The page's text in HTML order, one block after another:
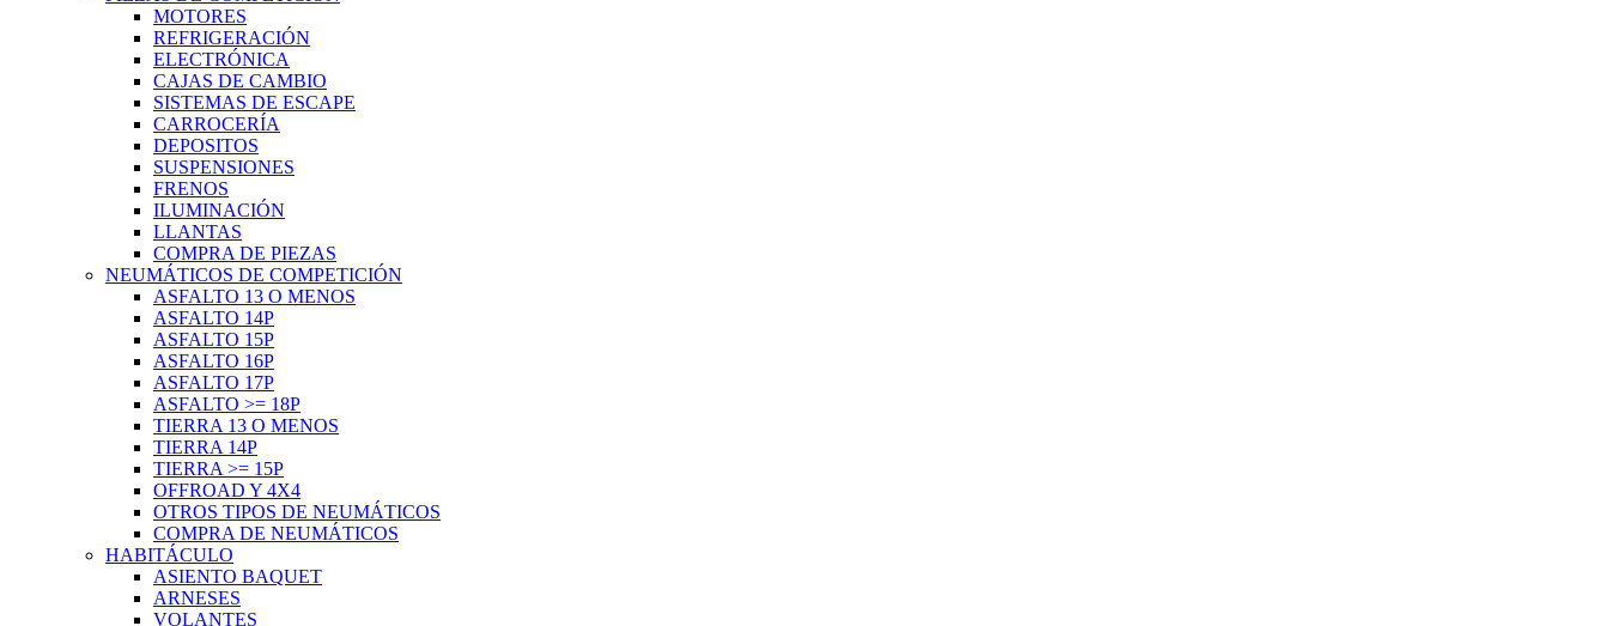
MOTORES
REFRIGERACIÓN
ELECTRÓNICA
CAJAS DE CAMBIO
SISTEMAS DE ESCAPE
CARROCERÍA
DEPOSITOS
SUSPENSIONES
FRENOS
ILUMINACIÓN
LLANTAS
COMPRA DE PIEZAS
NEUMÁTICOS DE COMPETICIÓN
ASFALTO 13 O MENOS
ASFALTO 14P
ASFALTO 15P
ASFALTO 16P
ASFALTO 17P
ASFALTO >= 18P
TIERRA 13 O MENOS
TIERRA 14P
TIERRA >= 15P
OFFROAD Y 4X4
OTROS TIPOS DE NEUMÁTICOS
COMPRA DE NEUMÁTICOS
HABITÁCULO
ASIENTO BAQUET
ARNESES
VOLANTES